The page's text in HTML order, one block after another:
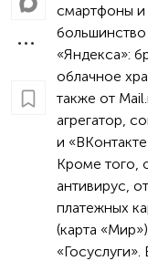
смартфоны
«Яндекса»:
облачное
также от
агрегатор,
и
Кроме того,
антивирус,
платежных
(карта